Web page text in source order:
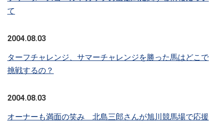
て
2004.08.03
ターフチャレンジ、サマーチャレンジを勝った馬はどこで
挑戦するの？
2004.08.03
オーナーも満面の笑み 北島三郎さんが旭川競馬場で応援